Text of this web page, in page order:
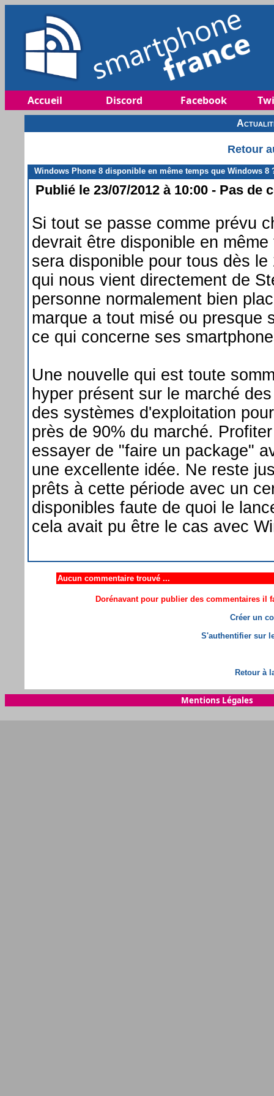
Accueil Discord Facebook
Retour
Windows Phone 8 disponible en même temps que Windows 8
Publié le 23/07/2012 à 10:00 - Pas de
Si tout se passe comme prévu
devrait être disponible en
sera disponible pour tous dès
qui nous vient directement de
personne normalement bien
marque a tout misé ou presque
ce qui concerne ses
Une nouvelle qui est toute
hyper présent sur le marché
des systèmes d'exploitation
près de 90% du marché.
essayer de "faire un package"
une excellente idée. Ne reste
prêts à cette période avec un
disponibles faute de quoi le
cela avait pu être le cas avec
Aucun commentaire trouvé ...
Dorénavant pour publier des commentaires il
Créer un
S'authentifier sur
Retour à
Mentions Légales